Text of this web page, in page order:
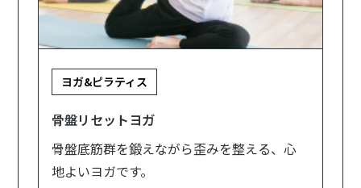
ヨガ&ピラティス
骨盤リセットヨガ
骨盤底筋群を鍛えながら歪みを整える、心
地よいヨガです。